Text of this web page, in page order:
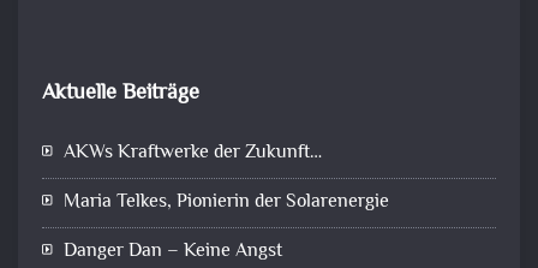
Aktuelle Beiträge
AKWs Kraftwerke der Zukunft…
Maria Telkes, Pionierin der Solarenergie
Danger Dan – Keine Angst